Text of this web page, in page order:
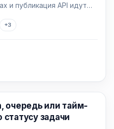
и публикация API идут
своего провайдера.
+3
очередь или тайм-
задачи